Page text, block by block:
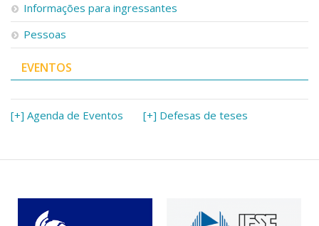
Informações para ingressantes
Pessoas
EVENTOS
[+] Agenda de Eventos [+] Defesas de teses